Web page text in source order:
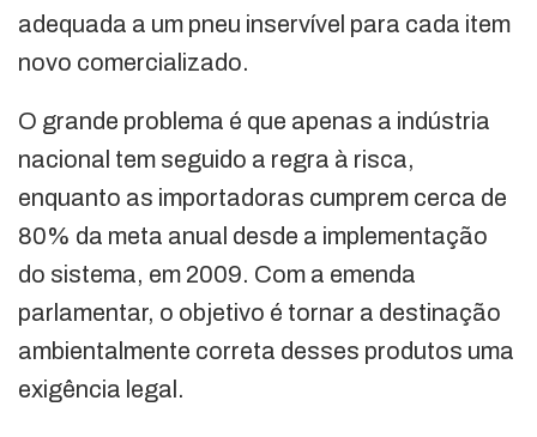
adequada a um pneu inservível para cada item
novo comercializado.
O grande problema é que apenas a indústria
nacional tem seguido a regra à risca,
enquanto as importadoras cumprem cerca de
80% da meta anual desde a implementação
do sistema, em 2009. Com a emenda
parlamentar, o objetivo é tornar a destinação
ambientalmente correta desses produtos uma
exigência legal.